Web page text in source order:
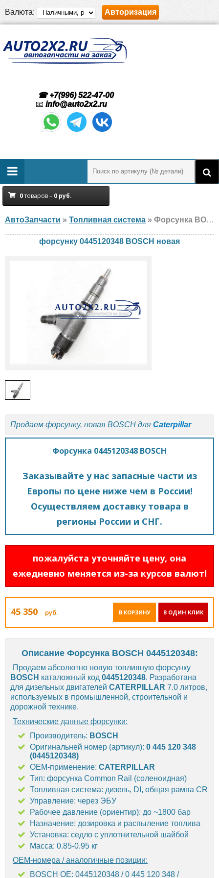
Валюта: Авторизация
☎ +7(996) 522-47-00
📧 info@auto2x2.ru
0товаров – 0 руб.
АвтоЗапчасти » Топливная система » Форсунка BOSCH 0445120348 Caterpillar, новая
форсунку 0445120348 BOSCH новая
Продаем форсунку, новая BOSCH для Caterpillar
Форсунка 0445120348 BOSCH
Заказывайте у нас запасные части из
Европы по цене ниже чем в России!
Осуществляем доставку товара в
регионы России и СНГ.
пожалуйста уточняйте цену, она
ежедневно меняется из-за курсов валют!
45 350 руб. В ОДИН КЛИК
В КОРЗИНУ
Описание Форсунка BOSCH 0445120348:
Продаем абсолютно новую топливную форсунку
BOSCH каталожный код 0445120348. Разработана
для дизельных двигателей CATERPILLAR 7.0 литров,
используемых в промышленной, строительной и
дорожной технике.
Технические данные форсунки:
Производитель: BOSCH
Оригинальней номер (артикул): 0 445 120 348
(0445120348)
OEM-применение: CATERPILLAR
Тип: форсунка Common Rail (соленоидная)
Топливная система: дизель, DI, общая рампа CR
Управление: через ЭБУ
Рабочее давление (ориентир): до ~1800 бар
Назначение: дозировка и распыление топлива
Установка: седло с уплотнительной шайбой
Масса: 0.85-0.95 кг
OEM-номера / аналогичные позиции:
BOSCH OE: 0445120348 / 0 445 120 348 /